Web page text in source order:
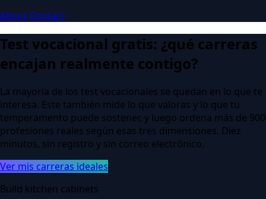
About Contact
Test vocacional gratis: ¿qué carreras
encajan realmente contigo?
La mayoría de los test vocacionales se quedan en lo que te
interesa. Este también mide lo que valoras y lo que tu
temperamento puede sostener, y luego ordena más de 900
profesiones reales según esas tres dimensiones. Diez
minutos, sin registro y sin correo electrónico.
Ver mis carreras ideales
Build kitchen cabinets